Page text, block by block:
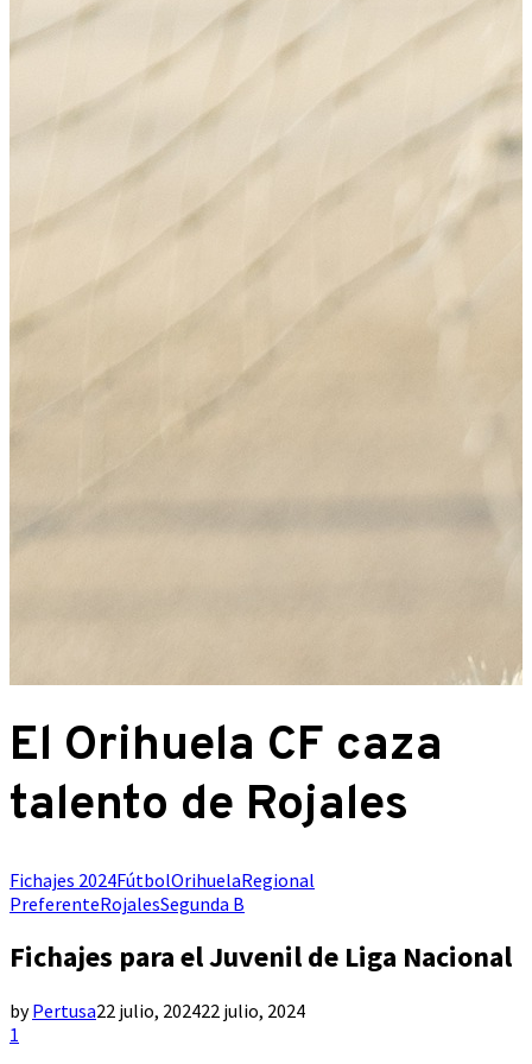
El Orihuela CF caza
talento de Rojales
Fichajes 2024FútbolOrihuelaRegional
PreferenteRojalesSegunda B
Fichajes para el Juvenil de Liga Nacional
byPertusa22 julio, 202422 julio, 2024
1